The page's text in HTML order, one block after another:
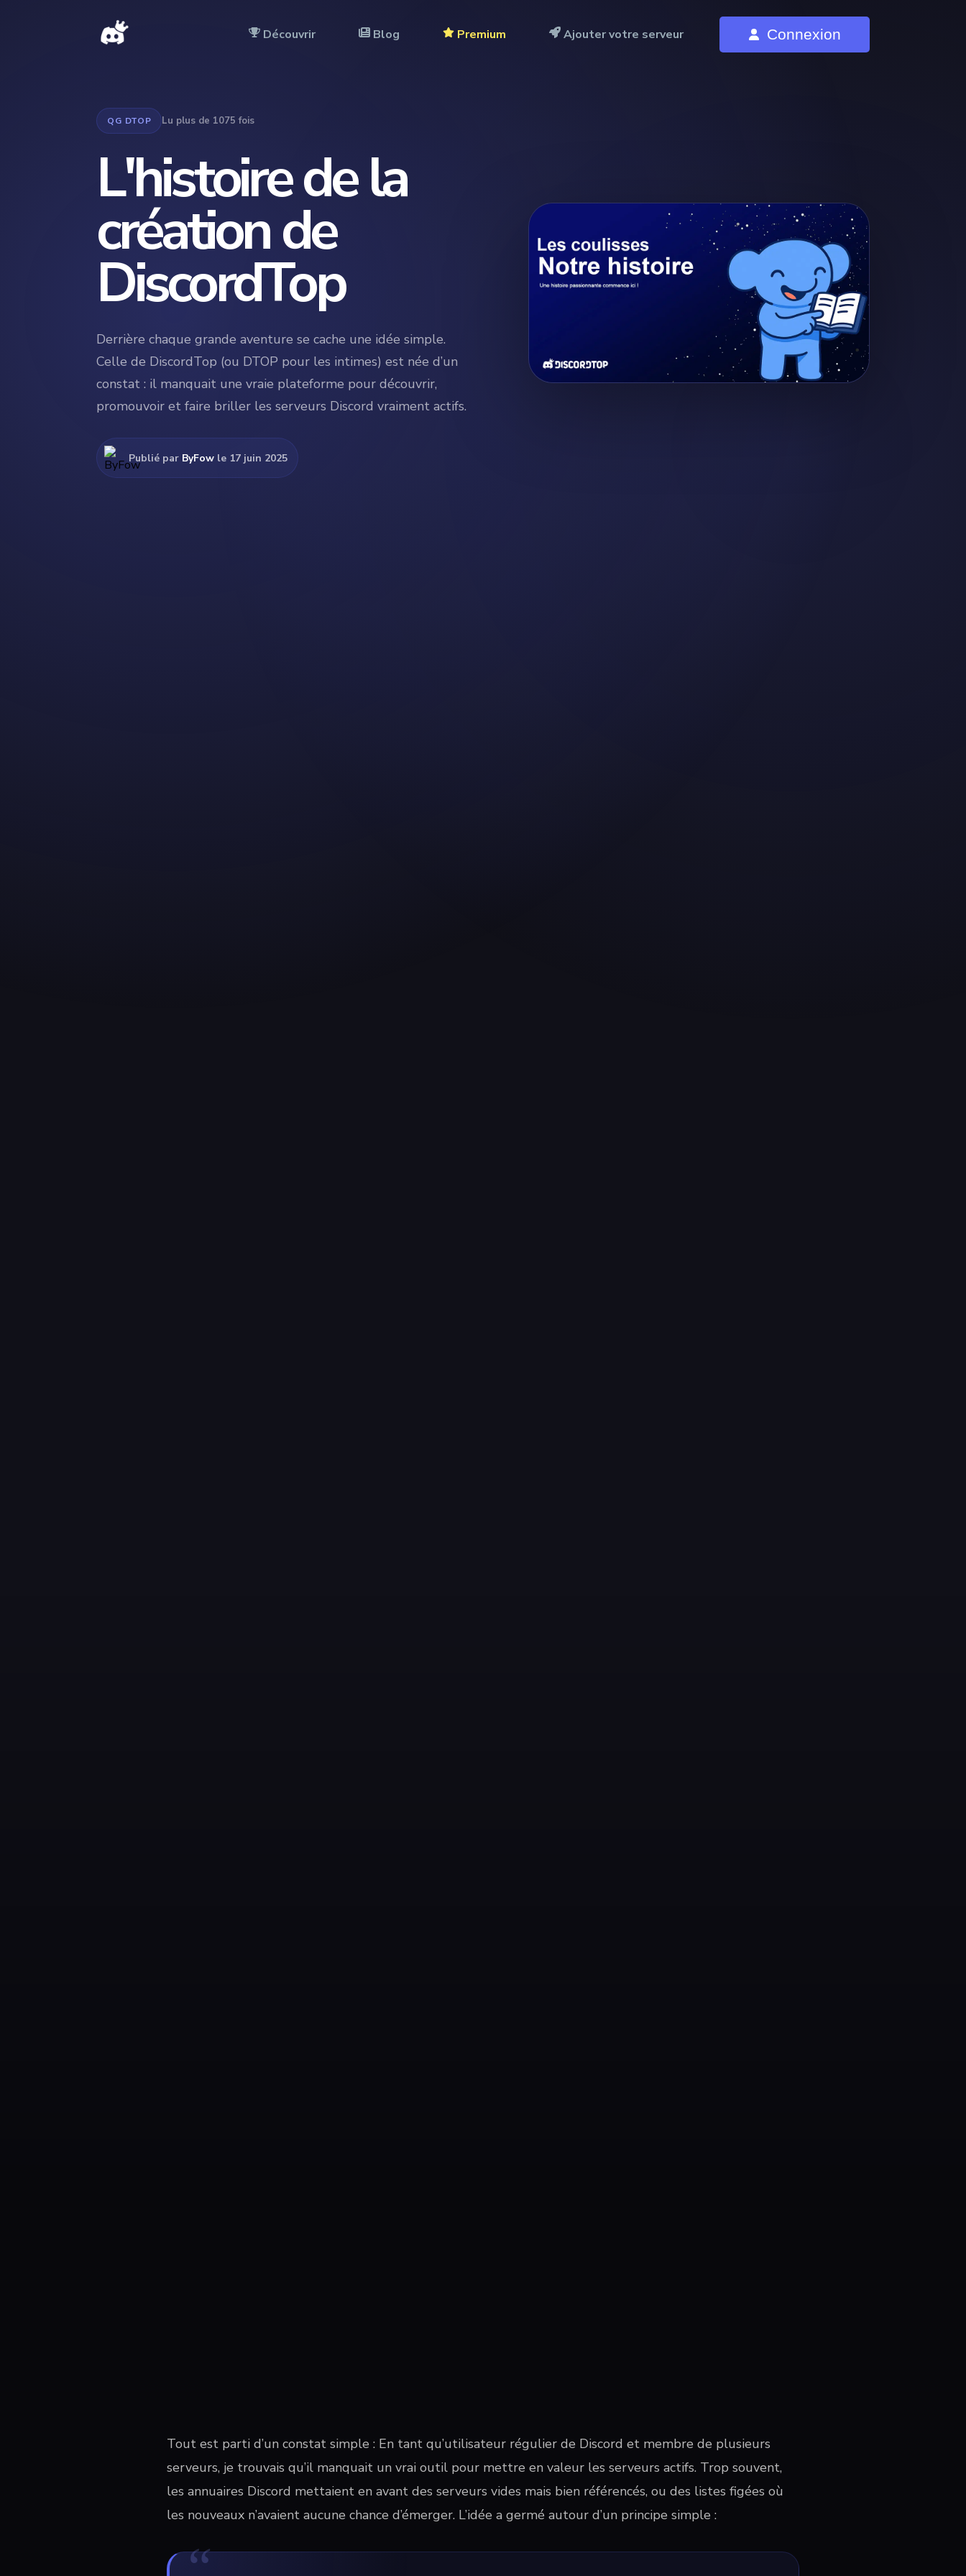
Découvrir Blog Premium Ajouter votre serveur Connexion
QG DTOP Lu plus de 1075 fois
L'histoire de la
création de
DiscordTop
Derrière chaque grande aventure se cache une idée simple.
Celle de DiscordTop (ou DTOP pour les intimes) est née d’un
constat : il manquait une vraie plateforme pour découvrir,
promouvoir et faire briller les serveurs Discord vraiment actifs.
Publié par ByFow le 17 juin 2025
Tout est parti d’un constat simple : En tant qu’utilisateur régulier de Discord et membre de plusieurs
serveurs, je trouvais qu’il manquait un vrai outil pour mettre en valeur les serveurs actifs. Trop souvent,
les annuaires Discord mettaient en avant des serveurs vides mais bien référencés, ou des listes figées où
les nouveaux n’avaient aucune chance d’émerger. L’idée a germé autour d’un principe simple :